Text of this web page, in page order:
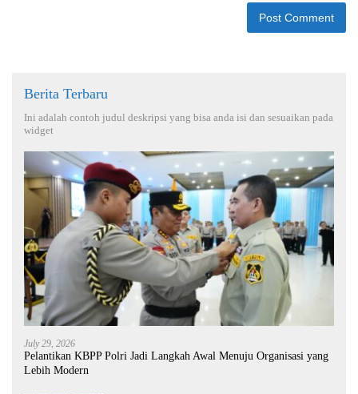
Berita Terbaru
Ini adalah contoh judul deskripsi yang bisa anda isi dan sesuaikan pada
widget
July 29, 2026
Pelantikan KBPP Polri Jadi Langkah Awal Menuju Organisasi yang
Lebih Modern